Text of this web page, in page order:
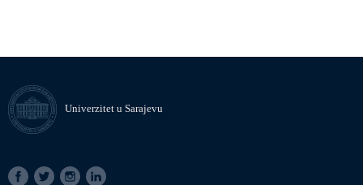
Univerzitet u Sarajevu
SOCIAL